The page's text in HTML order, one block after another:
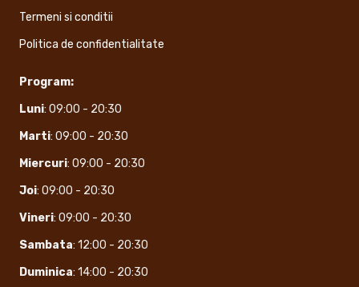
Termeni si conditii
Politica de confidentialitate
Program:
Luni: 09:00 - 20:30
Marti: 09:00 - 20:30
Miercuri: 09:00 - 20:30
Joi: 09:00 - 20:30
Vineri: 09:00 - 20:30
Sambata: 12:00 - 20:30
Duminica: 14:00 - 20:30